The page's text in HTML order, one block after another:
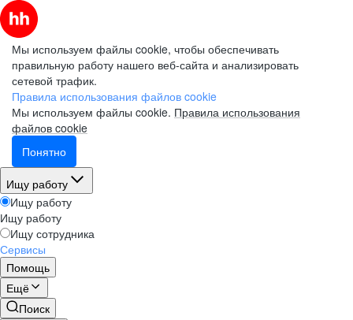
Мы используем файлы cookie, чтобы обеспечивать
правильную работу нашего веб-сайта и анализировать
сетевой трафик.
Правила использования файлов cookie
Мы используем файлы cookie. Правила использования
файлов cookie
Понятно
Ищу работу
Ищу работу
Ищу работу
Ищу сотрудника
Сервисы
Помощь
Ещё
Поиск